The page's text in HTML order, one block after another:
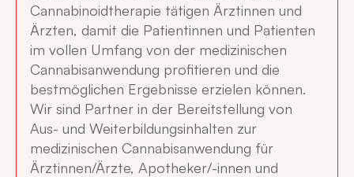
Cannabinoidtherapie tätigen Ärztinnen und
Ärzten, damit die Patientinnen und Patienten
im vollen Umfang von der medizinischen
Cannabisanwendung profitieren und die
bestmöglichen Ergebnisse erzielen können.
Wir sind Partner in der Bereitstellung von
Aus- und Weiterbildungsinhalten zur
medizinischen Cannabisanwendung für
Ärztinnen/Ärzte, Apotheker/-innen und